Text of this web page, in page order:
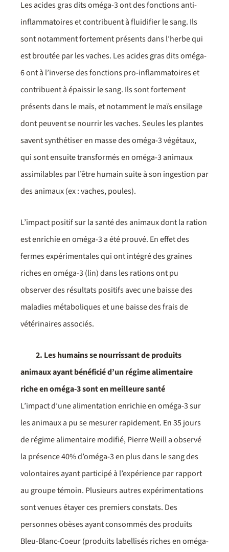
Les acides gras dits oméga-3 ont des fonctions anti-
inflammatoires et contribuent à fluidifier le sang. Ils
sont notamment fortement présents dans l’herbe qui
est broutée par les vaches. Les acides gras dits oméga-
6 ont à l’inverse des fonctions pro-inflammatoires et
contribuent à épaissir le sang. Ils sont fortement
présents dans le maïs, et notamment le maïs ensilage
dont peuvent se nourrir les vaches. Seules les plantes
savent synthétiser en masse des oméga-3 végétaux,
qui sont ensuite transformés en oméga-3 animaux
assimilables par l’être humain suite à son ingestion par
des animaux (ex : vaches, poules).
L’impact positif sur la santé des animaux dont la ration
est enrichie en oméga-3 a été prouvé. En effet des
fermes expérimentales qui ont intégré des graines
riches en oméga-3 (lin) dans les rations ont pu
observer des résultats positifs avec une baisse des
maladies métaboliques et une baisse des frais de
vétérinaires associés.
2. Les humains se nourrissant de produits
animaux ayant bénéficié d’un régime alimentaire
riche en oméga-3 sont en meilleure santé
L’impact d’une alimentation enrichie en oméga-3 sur
les animaux a pu se mesurer rapidement. En 35 jours
de régime alimentaire modifié, Pierre Weill a observé
la présence 40% d’oméga-3 en plus dans le sang des
volontaires ayant participé à l’expérience par rapport
au groupe témoin. Plusieurs autres expérimentations
sont venues étayer ces premiers constats. Des
personnes obèses ayant consommés des produits
Bleu-Blanc-Coeur (produits labellisés riches en oméga-